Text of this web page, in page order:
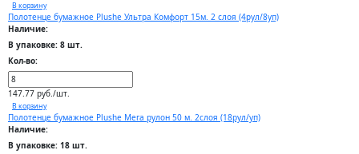
В корзину
Полотенце бумажное Plushe Ультра Комфорт 15м. 2 слоя (4рул/8уп)
Наличие:
В упаковке: 8 шт.
Кол-во:
147.77 руб./шт.
В корзину
Полотенце бумажное Plushe Мега рулон 50 м. 2слоя (18рул/уп)
Наличие:
В упаковке: 18 шт.